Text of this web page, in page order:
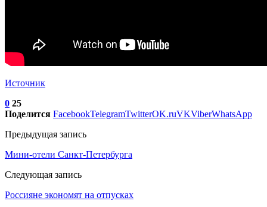
Источник
0 25
Поделится FacebookTelegramTwitterOK.ruVKViberWhatsApp
Предыдущая запись
Мини-отели Санкт-Петербурга
Следующая запись
Россияне экономят на отпусках